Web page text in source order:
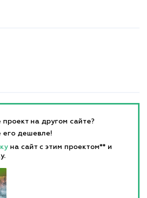
на другом сайте?
его дешевле!
на сайт с этим проектом** и